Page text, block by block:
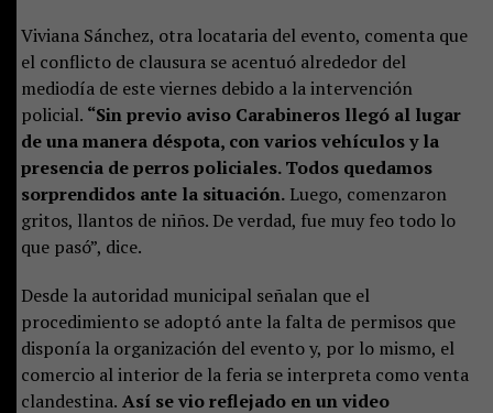
Viviana Sánchez, otra locataria del evento, comenta que
el conflicto de clausura se acentuó alrededor del
mediodía de este viernes debido a la intervención
policial. “Sin previo aviso Carabineros llegó al lugar
de una manera déspota, con varios vehículos y la
presencia de perros policiales. Todos quedamos
sorprendidos ante la situación.Luego, comenzaron
gritos, llantos de niños. De verdad, fue muy feo todo lo
que pasó”, dice.
Desde la autoridad municipal señalan que el
procedimiento se adoptó ante la falta de permisos que
disponía la organización del evento y, por lo mismo, el
comercio al interior de la feria se interpreta como venta
clandestina. Así se vio reflejado en un video